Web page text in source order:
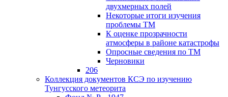
двухмерных полей
Некоторые итоги изучения
проблемы ТМ
К оценке прозрачности
атмосферы в районе катастрофы
Опросные сведения по ТМ
Черновики
206
Коллекция документов КСЭ по изучению
Тунгусского метеорита